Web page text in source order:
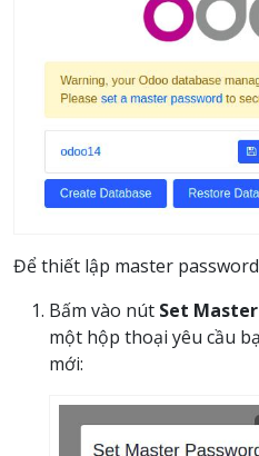
Để thiết lập master
Bấm vào nút Set
một hộp thoại yêu cầu
mới: